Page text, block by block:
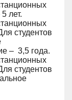
лет.
студентов
– 3,5 года.
студентов